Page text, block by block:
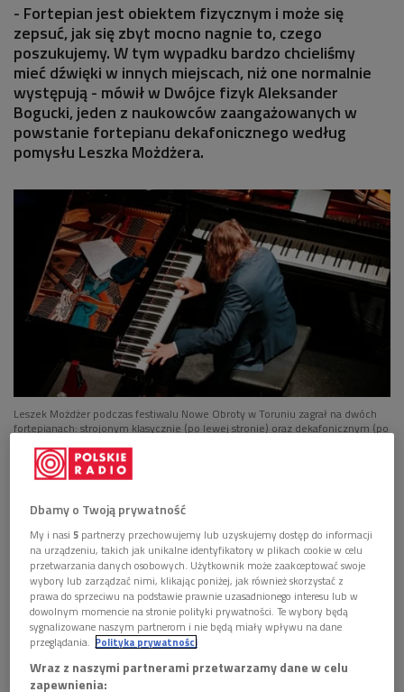
- Fortepian jest obiektem fizycznym i może się
zepsuć, jak się zbyt mocno nagnie to, czego
poszukujemy. W tym wypadku bardzo chcieliśmy
mieć dźwięki w innych miejscach, niż one normalnie
występują - mówił w Dwójce fizyk Aleksander
Bogucki, jeden z naukowców zaangażowanych w
powstanie fortepianu dekafonicznego według
pomysłu Leszka Możdżera.
Leszek Możdżer podczas festiwalu Nowe Obroty w Toruniu zagrał na dwóch
fortepianach: strojonym klasycznie (po lewej stronie) oraz dekafonicznym (po
Ma dziesięć - zamiast dwunastu - dźwięków w
oktawie. To pierwszy klawiszowy instrument
dekafoniczny w świecie koncertowym. Jego
pomysłodawcą jest Leszek Możdżer.
Wizję pianisty i kompozytora jazzowego wcielił w
życie zespół naukowców i specjalistów zajmujących się
instrumentami.
W ten sposób powstał wyjątkowy wynalazek -
fortepian dekafoniczny, który ma symbolicznie
Dbamy o Twoją prywatność
My i nasi5 partnerzy przechowujemy lub uzyskujemy dostęp do informacji
na urządzeniu, takich jak unikalne identyfikatory w plikach cookie w celu
przetwarzania danych osobowych. Użytkownik może zaakceptować swoje
wybory lub zarządzać nimi, klikając poniżej, jak również skorzystać z
prawa do sprzeciwu na podstawie prawnie uzasadnionego interesu lub w
dowolnym momencie na stronie polityki prywatności. Te wybory będą
sygnalizowane naszym partnerom i nie będą miały wpływu na dane
przeglądania. Polityka prywatności
Wraz z naszymi partnerami przetwarzamy dane w celu
zapewnienia: